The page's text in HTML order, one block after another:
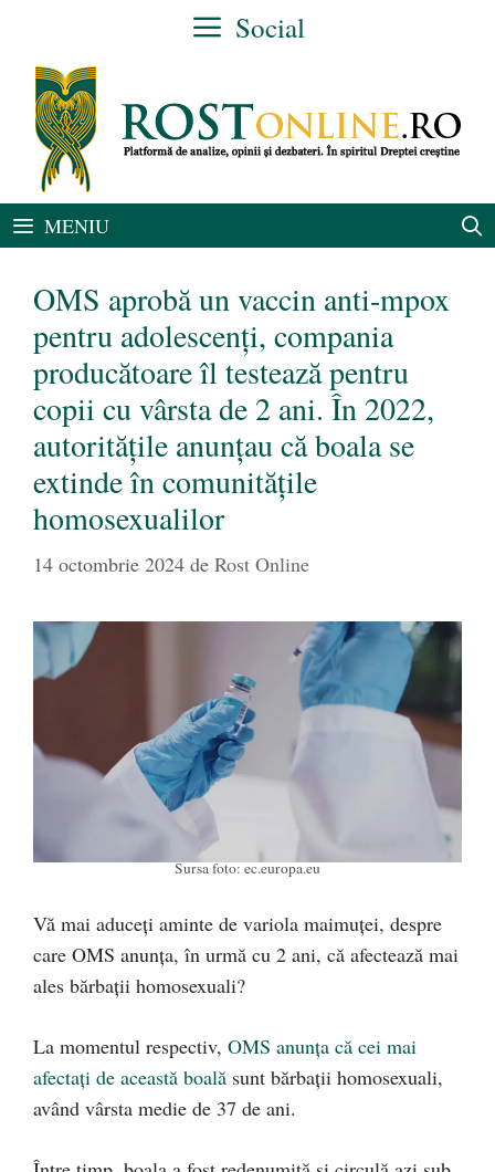
conținut
Social
MENIU
OMS aprobă un vaccin anti-mpox
pentru adolescenți, compania
producătoare îl testează pentru
copii cu vârsta de 2 ani. În 2022,
autoritățile anunțau că boala se
extinde în comunitățile
homosexualilor
14 octombrie 2024 de Rost Online
Sursa foto: ec.europa.eu
Vă mai aduceți aminte de variola maimuței, despre
care OMS anunța, în urmă cu 2 ani, că afectează mai
ales bărbații homosexuali?
La momentul respectiv, OMS anunța că cei mai
afectați de această boală sunt bărbații homosexuali,
având vârsta medie de 37 de ani.